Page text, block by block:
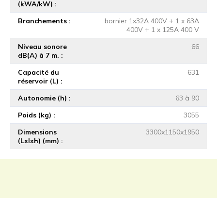
(kWA/kW)
Branchements
bornier 1x32A 400V + 1 x 63A
400V + 1 x 125A 400 V
Niveau sonore
dB(A) à 7 m.
66
Capacité du
réservoir (L)
631
Autonomie (h)
63 à 90
Poids (kg)
3055
Dimensions
(Lxlxh) (mm)
3300x1150x1950